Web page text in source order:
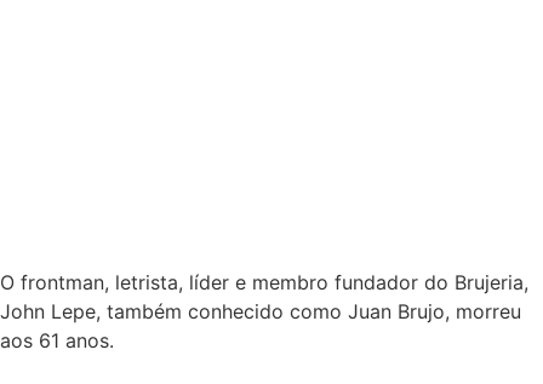
O frontman, letrista, líder e membro fundador do Brujeria,
John Lepe, também conhecido como Juan Brujo, morreu
aos 61 anos.